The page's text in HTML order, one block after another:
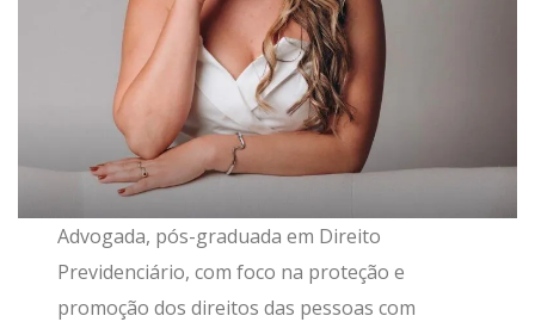
Advogada, pós-graduada em Direito
Previdenciário, com foco na proteção e
promoção dos direitos das pessoas com